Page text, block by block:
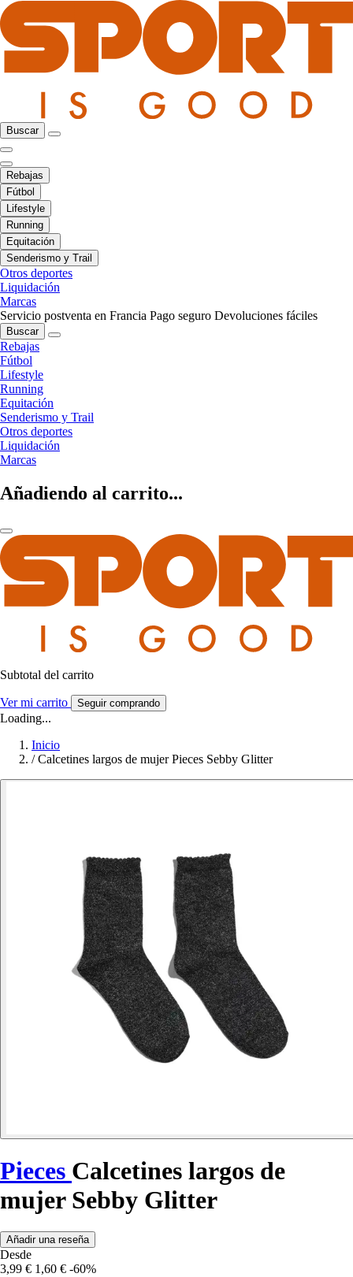
Buscar
Rebajas
Fútbol
Lifestyle
Running
Equitación
Senderismo y Trail
Otros deportes
Liquidación
Marcas
Servicio postventa en Francia Pago seguro Devoluciones fáciles
Buscar
Rebajas
Fútbol
Lifestyle
Running
Equitación
Senderismo y Trail
Otros deportes
Liquidación
Marcas
Añadiendo al carrito...
Subtotal del carrito
Ver mi carrito Seguir comprando
Loading...
Inicio
/ Calcetines largos de mujer Pieces Sebby Glitter
Pieces Calcetines largos de
mujer Sebby Glitter
Añadir una reseña
Desde
3,99 € 1,60 € -60%